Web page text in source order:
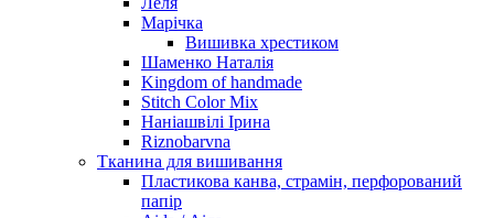
Марічка
Вишивка хрестиком
Шаменко Наталія
Kingdom of handmade
Stitch Color Mix
Наніашвілі Ірина
Riznobarvna
Тканина для вишивання
Пластикова канва, страмін, перфорований
папір